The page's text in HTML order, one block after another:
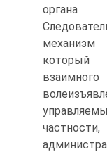
органа
который